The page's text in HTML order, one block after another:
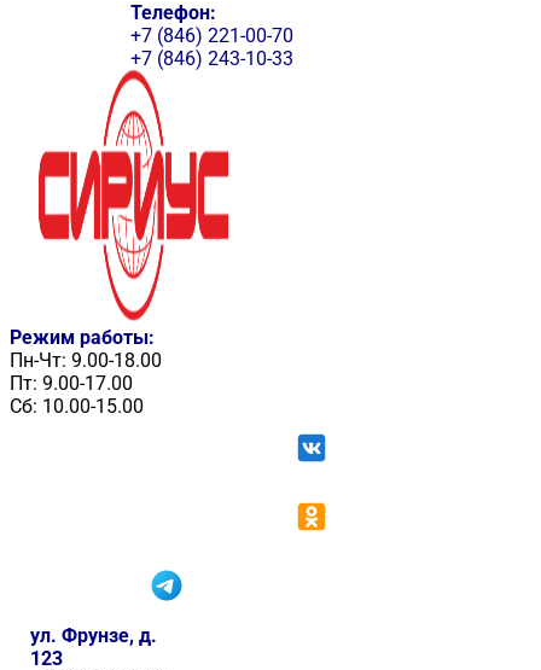
Телефон:
+7 (846) 221-00-70
+7 (846) 243-10-33
Режим работы:
Пн-Чт: 9.00-18.00
Пт: 9.00-17.00
Сб: 10.00-15.00
ул. Фрунзе, д.
123